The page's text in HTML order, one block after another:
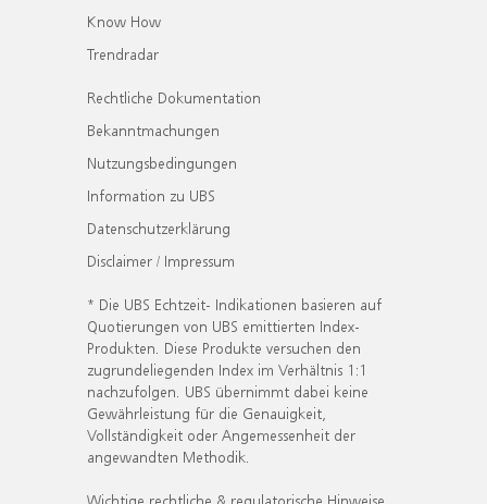
Know How
Trendradar
Rechtliche Dokumentation
Bekanntmachungen
Nutzungsbedingungen
Information zu UBS
Datenschutzerklärung
Disclaimer / Impressum
* Die UBS Echtzeit- Indikationen basieren auf
Quotierungen von UBS emittierten Index-
Produkten. Diese Produkte versuchen den
zugrundeliegenden Index im Verhältnis 1:1
nachzufolgen. UBS übernimmt dabei keine
Gewährleistung für die Genauigkeit,
Vollständigkeit oder Angemessenheit der
angewandten Methodik.